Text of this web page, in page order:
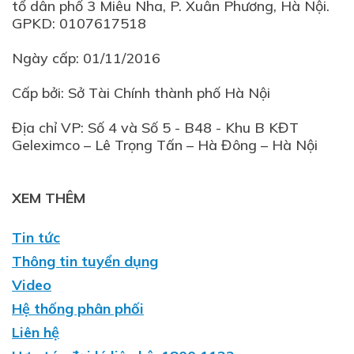
tổ dân phố 3 Miêu Nha, P. Xuân Phương, Hà Nội.
GPKD: 0107617518
Ngày cấp: 01/11/2016
Cấp bởi: Sở Tài Chính thành phố Hà Nội
Địa chỉ VP: Số 4 và Số 5 - B48 - Khu B KĐT
XEM THÊM
Tin tức
Thông tin tuyển dụng
Video
Hệ thống phân phối
Liên hệ